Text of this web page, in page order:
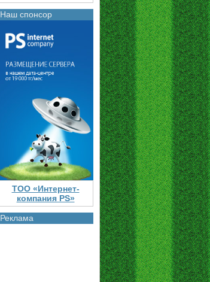
Наш спонсор
ТОО «Интернет-
компания PS»
Реклама